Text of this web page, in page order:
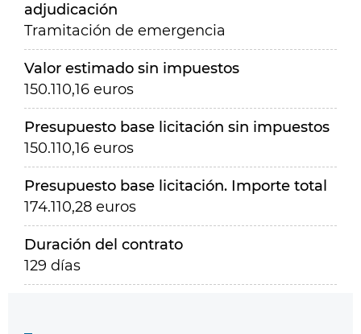
adjudicación
Tramitación de emergencia
Valor estimado sin impuestos
150.110,16 euros
Presupuesto base licitación sin impuestos
150.110,16 euros
Presupuesto base licitación. Importe total
174.110,28 euros
Duración del contrato
129 días